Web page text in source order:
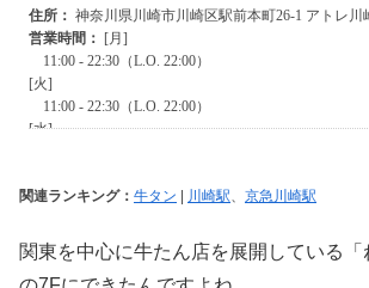
関連ランキング： 牛タン 川崎駅、 京急川崎駅
関東を中心に牛たん店を展開している「